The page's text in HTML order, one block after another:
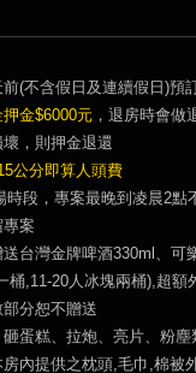
(不含假日及連續假日)預
押金$6000元 ，退房時會做
壞，則押金退還
公分即算人頭費
時段，​專案最晚到凌晨2點
案
台灣金牌啤酒330ml、可
桶,11-20人冰塊兩桶),超額
分恕不贈送
蛋糕、拉炮、亮片、粉
內提供之枕頭,毛巾,棉被